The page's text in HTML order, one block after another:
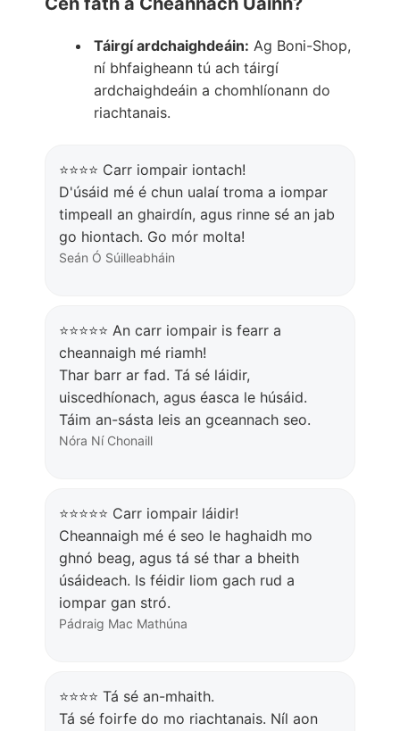
Táirgí ardchaighdeáin: Ag Boni-Shop,
ní bhfaigheann tú ach táirgí
ardchaighdeáin a chomhlíonann do
riachtanais.
⭐⭐⭐⭐ Carr iompair iontach!
D'úsáid mé é chun ualaí troma a iompar
timpeall an ghairdín, agus rinne sé an jab
go hiontach. Go mór molta!
Seán Ó Súilleabháin
⭐⭐⭐⭐⭐ An carr iompair is fearr a
cheannaigh mé riamh!
Thar barr ar fad. Tá sé láidir,
uiscedhíonach, agus éasca le húsáid.
Táim an-sásta leis an gceannach seo.
Nóra Ní Chonaill
⭐⭐⭐⭐⭐ Carr iompair láidir!
Cheannaigh mé é seo le haghaidh mo
ghnó beag, agus tá sé thar a bheith
úsáideach. Is féidir liom gach rud a
iompar gan stró.
Pádraig Mac Mathúna
⭐⭐⭐⭐ Tá sé an-mhaith.
Tá sé foirfe do mo riachtanais. Níl aon